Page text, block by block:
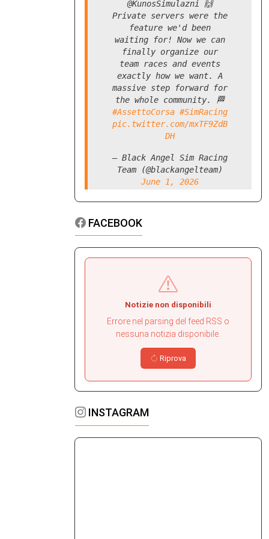
Il team principal frena sulle aspettative legate allo
sviluppo di motore che il Cavallino porterà a Monza
anche se ammette: "Aiuterà, questo è certo". E il
Cavallino potrà comunque contare su altre doti. Sulla
stagione: "La SF-26 è abbastanza buona, il che non
era scontato per il primo anno di un nuovo
regolamento"
Continua a leggere
La riscossa di Loic Serra nella rinascita
Ferrari. E continua la campagna acquisti
Dopo il terribile ricordo della stagione passata, la
Maranello. Telaio e aerodinamica sono i migliori in
pista, la power unit resta l'anello debole
Continua a leggere
Colapinto in vacanza a Como, i ladri portano
via tutto: "Gli europei rubano". E scoppia la
07 Aug 2026
Alice Stellino
Huge thanks to
@KunosSimulazni 🙌
Private servers were the
feature we'd been
waiting for! Now we can
finally organize our
team races and events
exactly how we want. A
massive step forward for
the whole community. 🏁
#AssettoCorsa
DH
— Black Angel Sim Racing
June 1, 2026
FACEBOOK
Notizie non disponibili
nessuna notizia disponibile.
Riprova
INSTAGRAM